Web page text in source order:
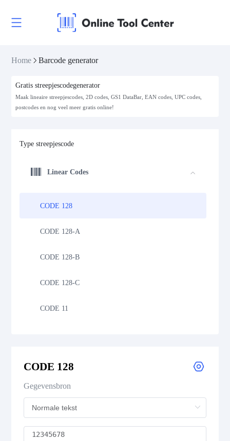
Home Barcode generator
Gratis streepjescodegenerator
Maak lineaire streepjescodes, 2D codes, GS1 DataBar, EAN codes, UPC codes,
postcodes en nog veel meer gratis online!
Type streepjescode
Linear Codes
CODE 128
CODE 128-A
CODE 128-B
CODE 128-C
CODE 11
CODE 39 Mod 43
CODE 93
Codabar
CODE 128
Gegevensbron